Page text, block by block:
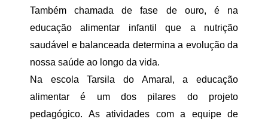
Também chamada de fase de ouro, é na
educação alimentar infantil que a nutrição
saudável e balanceada determina a evolução da
nossa saúde ao longo da vida.
Na escola Tarsila do Amaral, a educação
alimentar é um dos pilares do projeto
pedagógico. As atividades com a equipe de